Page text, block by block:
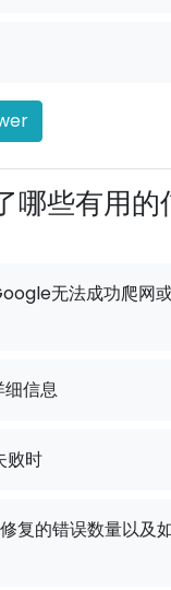
哪些有用的
无法成功爬网
细信息
败时
复的错误数量以及